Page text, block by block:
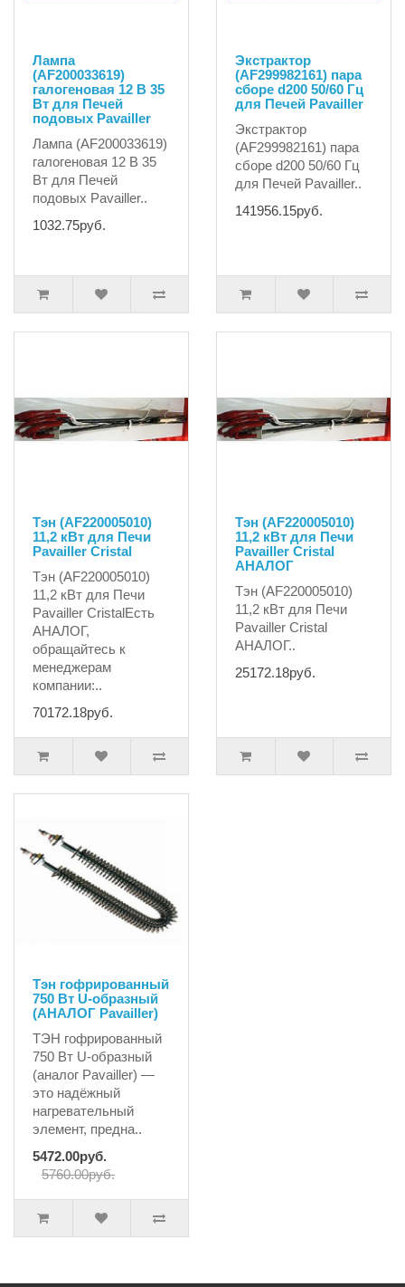
Лампа
(AF200033619)
галогеновая 12 В 35
Вт для Печей
подовых Pavailler
Лампа (AF200033619)
галогеновая 12 В 35
Вт для Печей
подовых Pavailler..
1032.75руб.
Экстрактор
(AF299982161) пара
сборе d200 50/60 Гц
для Печей Pavailler
Экстрактор
(AF299982161) пара
сборе d200 50/60 Гц
для Печей Pavailler..
141956.15руб.
Тэн (AF220005010)
11,2 кВт для Печи
Pavailler Cristal
Тэн (AF220005010)
11,2 кВт для Печи
Pavailler CristalЕсть
АНАЛОГ,
обращайтесь к
менеджерам
компании:..
70172.18руб.
Тэн (AF220005010)
11,2 кВт для Печи
Pavailler Cristal
АНАЛОГ
Тэн (AF220005010)
11,2 кВт для Печи
Pavailler Cristal
АНАЛОГ..
25172.18руб.
Тэн гофрированный
750 Вт U-образный
(АНАЛОГ Pavailler)
ТЭН гофрированный
750 Вт U-образный
(аналог Pavailler) —
это надёжный
нагревательный
элемент, предна..
5472.00руб.
5760.00руб.